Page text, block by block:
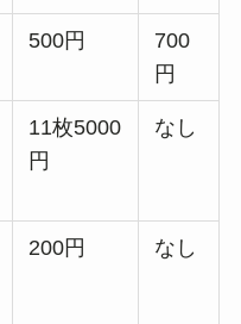
500円
700
円
11枚5000
円
なし
200円 なし